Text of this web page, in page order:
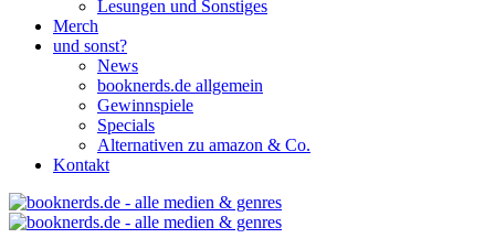
Lesungen und Sonstiges
Merch
und sonst?
News
booknerds.de allgemein
Gewinnspiele
Specials
Alternativen zu amazon & Co.
Kontakt